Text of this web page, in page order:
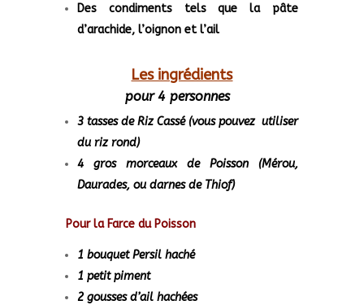
Des condiments tels que la pâte
d’arachide, l’oignon et l’ail
Les ingrédients
pour 4 personnes
3 tasses de Riz Cassé (vous pouvez utiliser
du riz rond)
4 gros morceaux dePoisson (Mérou,
Daurades, ou darnes de Thiof)
Pour la Farce du Poisson
1 bouquet Persil haché
1 petit piment
2 gousses d’ail hachées